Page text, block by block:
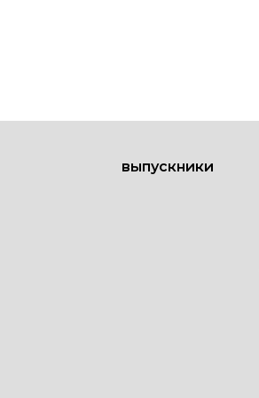
выпускники